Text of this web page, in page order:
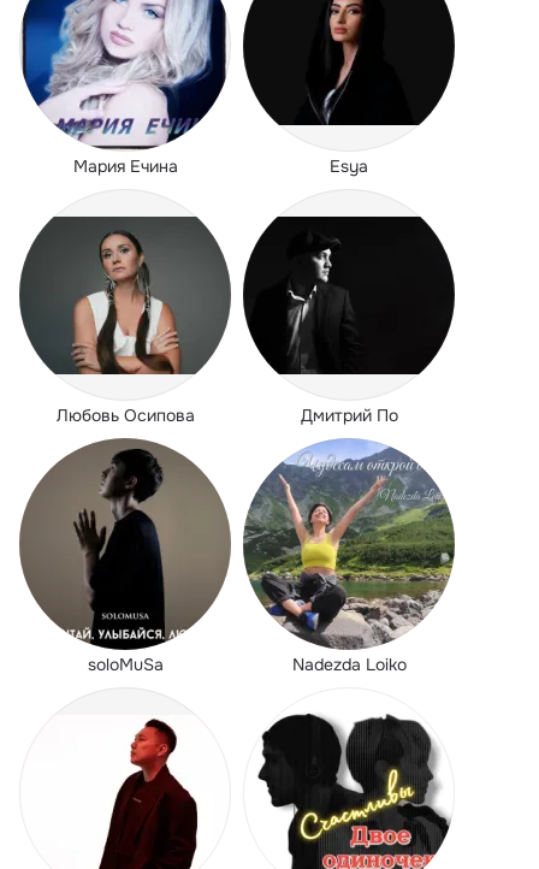
Мария Ечина Esya
Любовь Осипова Дмитрий По
soloMuSa Nadezda Loiko